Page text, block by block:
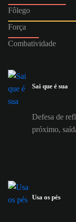
Fôlego
Força
Combatividade
Sai que é sua
Defesa de
próximo,
Usa os pés